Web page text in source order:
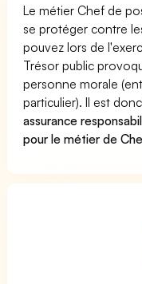
Le métier Chef de
se protéger contre
pouvez lors de
Trésor public
personne morale
particulier). Il est
assurance
pour le métier de